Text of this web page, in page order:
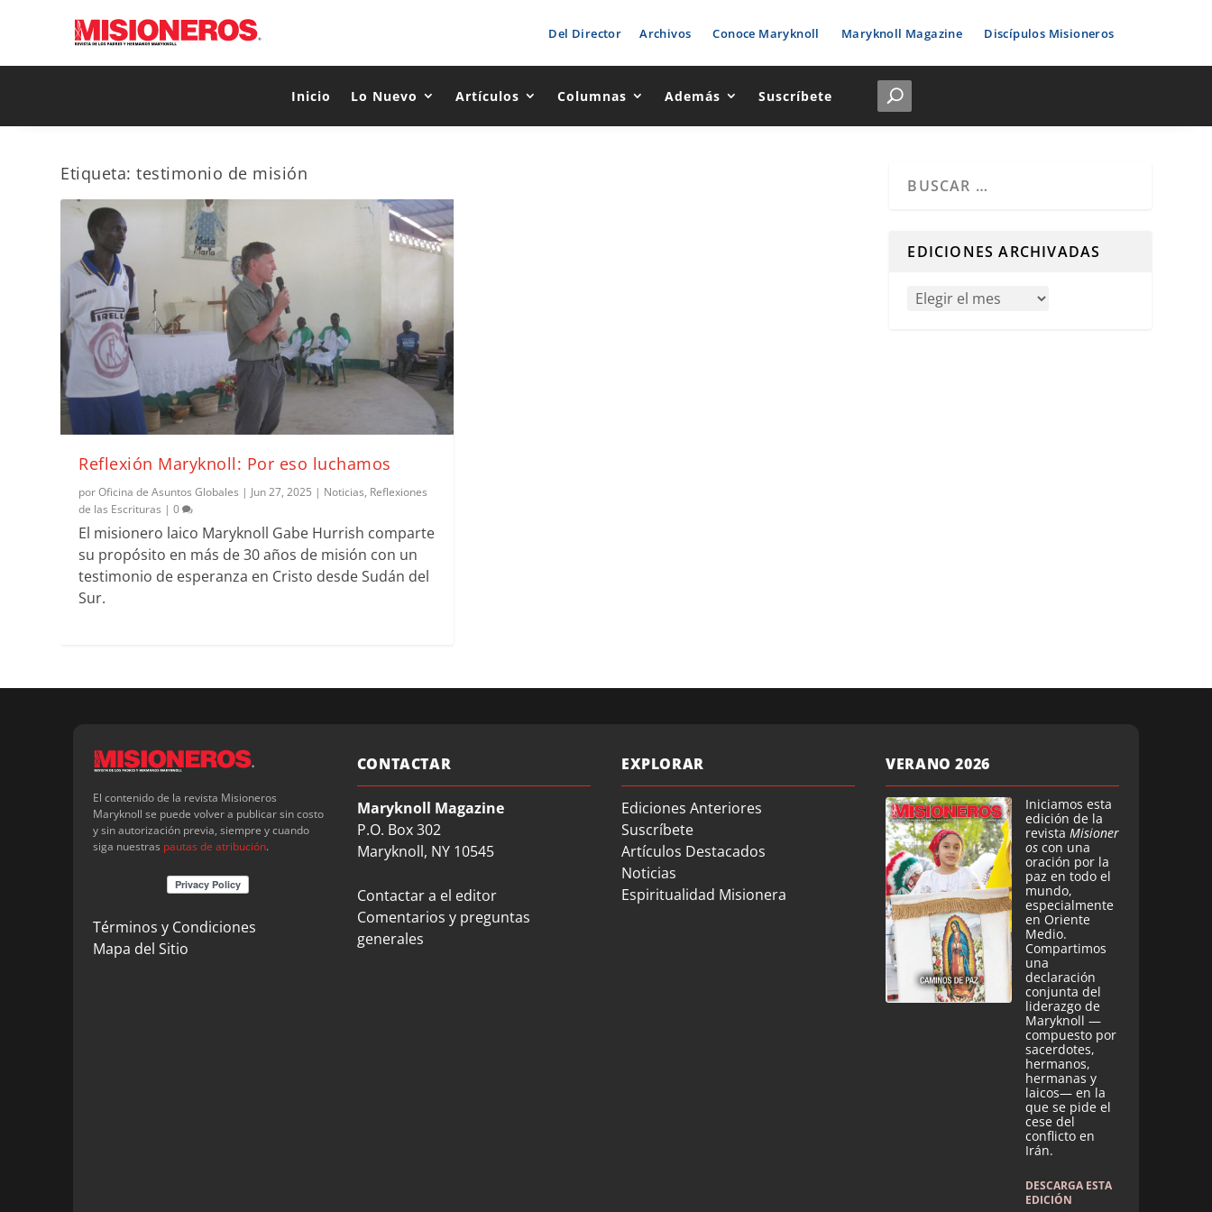
Del Director Archivos Conoce Maryknoll Maryknoll Magazine Discípulos Misioneros
Inicio Lo Nuevo Artículos Columnas Además Suscríbete
Etiqueta:testimonio de misión
Reflexión Maryknoll: Por eso luchamos
porOficina de Asuntos Globales | Jun 27, 2025 | Noticias, Reflexiones
de las Escrituras |0
El misionero laico Maryknoll Gabe Hurrish comparte
su propósito en más de 30 años de misión con un
testimonio de esperanza en Cristo desde Sudán del
Sur.
EDICIONES ARCHIVADAS
El contenido de la revista Misioneros
Maryknoll se puede volver a publicar sin costo
y sin autorización previa, siempre y cuando
siga nuestras pautas de atribución.
Términos y Condiciones
Mapa del Sitio
CONTACTAR
Maryknoll Magazine
P.O. Box 302
Maryknoll, NY 10545
Contactar a el editor
Comentarios y preguntas
generales
EXPLORAR
Ediciones Anteriores
Suscríbete
Artículos Destacados
Noticias
Espiritualidad Misionera
VERANO 2026
Iniciamos esta
edición de la
revista Misioner
os con una
oración por la
paz en todo el
mundo,
especialmente
en Oriente
Medio.
Compartimos
una
declaración
conjunta del
liderazgo de
Maryknoll —
compuesto por
sacerdotes,
hermanos,
hermanas y
laicos— en la
que se pide el
cese del
conflicto en
Irán.
DESCARGA ESTA
EDICIÓN